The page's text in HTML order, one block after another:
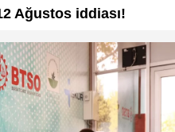
Ağustos iddiası!